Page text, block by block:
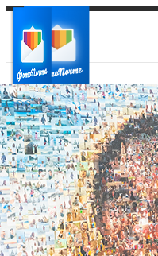
Ваш город:
Ваш регион доставки
Выберите из списка: